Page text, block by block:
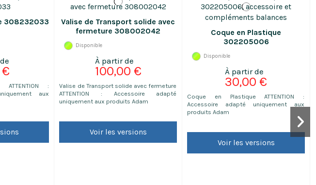
308232033
€
:
aux
Valise de Transport solide avec
fermeture 308002042
Disponible
100,00 €
Valise de Transport solide avec fermeture
ATTENTION : Accessoire adapté
uniquement aux produits Adam
Voir les versions
Coque en Plastique
302205006
Disponible
30,00 €
Coque en Plastique ATTENTION :
Accessoire adapté uniquement aux
produits Adam
Voir les versions